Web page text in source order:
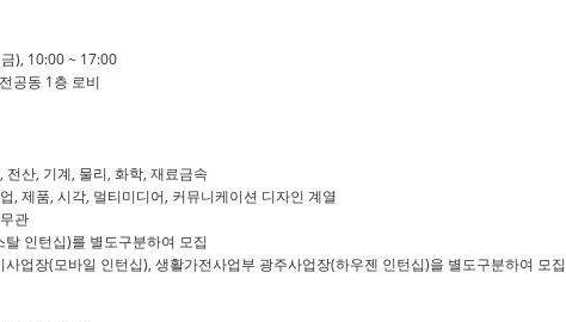
), 10:00 ~ 17:00
공동 1층 로비
산, 기계, 물리, 화학, 재료금속
, 제품, 시각, 멀티미디어, 커뮤니케이션 디자인 계열
관
인턴십)를 별도구분하여 모집
업장(모바일 인턴십), 생활가전사업부 광주사업장(하우젠 인턴십)을 별도구분하여 모집